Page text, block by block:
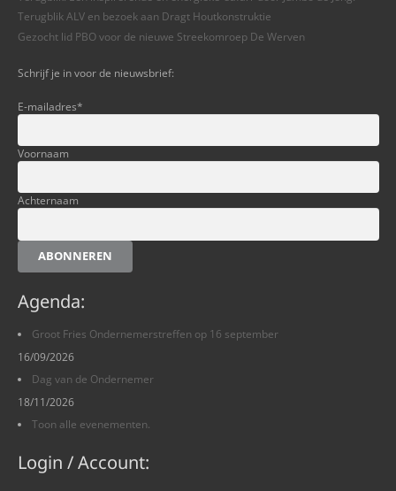
Terugblik ALV en bezoek aan Dragt Houtkonstruktie
Gezocht lid PBO voor de nieuwe Streekomroep De Werven
Schrijf je in voor de nieuwsbrief:
E-mailadres*
Voornaam
Achternaam
ABONNEREN
Agenda:
Groot Fries Ondernemerstreffen op 16 september
16/09/2026
Dag van de Ondernemer
18/11/2026
Toon alle evenementen.
Login / Account: